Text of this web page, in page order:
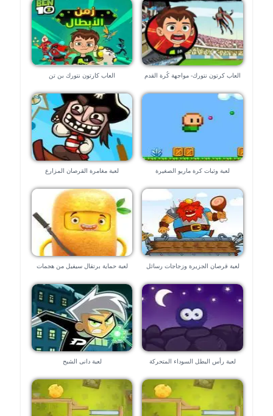
العاب كرتون نتورك- مواجهة كُرة القدم العاب كارتون نتورك بن تن
لعبة وثبات كرة ماريو الصغيرة لعبة مغامرة القرصان المزارع
لعبة قرصان الجزيرة وزجاجات رسائل
لعبة حماية برتقال سيفيل من هجمات
لعبة رأس البطل السوداء المتحركة لعبة دانى الشبح